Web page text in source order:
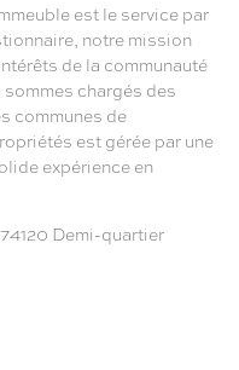
est le service par
notre mission
de la communauté
chargés des
communes de
est gérée par une
expérience en
Demi-quartier